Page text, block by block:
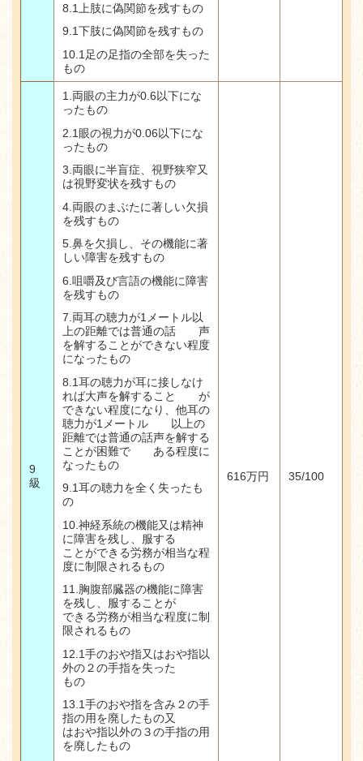
8.1 上肢に偽関節を残すもの
9.1下肢に偽関節を残すもの
10.1 足の足指の全部を失った
もの
9
級
1.両眼の主力が0.6以下にな
ったもの
2.1 眼の視力が0.06以下にな
ったもの
3. 両眼に半盲症、視野狭窄又
は視野変状を残すもの
4. 両眼のまぶたに著しい欠損
を残すもの
5. 鼻を欠損し、その機能に著
しい障害を残すもの
6. 咀嚼及び言語の機能に障害
を残すもの
7.両耳の聴力が1メートル以
上の距離では普通の話 声
を解することができない程度
になったもの
8.1耳の聴力が耳に接しなけ
れば大声を解すること が
できない程度になり、他耳の
聴力が1 メートル 以上の
距離では普通の話声を解する
ことが困難で ある程度に
なったもの
9.1耳の聴力を全く失ったも
の
10.神経系統の機能又は精神
に障害を残し、服する
ことができる労務が相当な程
度に制限されるもの
11.胸腹部臓器の機能に障害
を残し、服することが
できる労務が相当な程度に制
限されるもの
12.1手のおや指又はおや指以
外の２の手指を失った
もの
13.1手のおや指を含み２の手
指の用を廃したもの又
はおや指以外の３の手指の用
を廃したもの
616万円 35/100